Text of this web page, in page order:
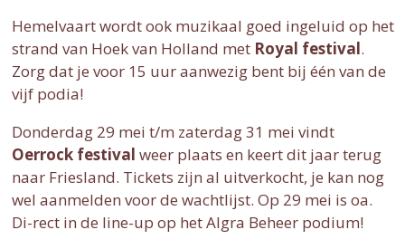
Hemelvaart wordt ook muzikaal goed ingeluid op het
strand van Hoek van Holland met Royal festival.
Zorg dat je voor 15 uur aanwezig bent bij één van de
vijf podia!
Donderdag 29 mei t/m zaterdag 31 mei vindt
Oerrock festival weer plaats en keert dit jaar terug
naar Friesland. Tickets zijn al uitverkocht, je kan nog
wel aanmelden voor de wachtlijst. Op 29 mei is oa.
Di-rect in de line-up op het Algra Beheer podium!